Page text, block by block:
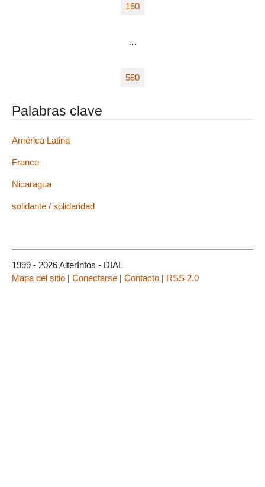
160
…
580
Palabras clave
América Latina
France
Nicaragua
solidarité / solidaridad
1999 - 2026 AlterInfos - DIAL
Mapa del sitio | Conectarse | Contacto | RSS 2.0